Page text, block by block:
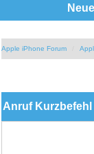
Neue
Apple iPhone Forum
Anruf Kurzbefehl